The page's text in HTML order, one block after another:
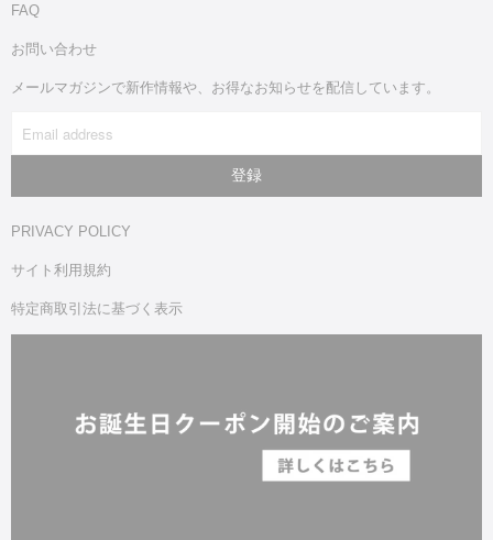
FAQ
お問い合わせ
メールマガジンで新作情報や、お得なお知らせを配信しています。
PRIVACY POLICY
サイト利用規約
特定商取引法に基づく表示